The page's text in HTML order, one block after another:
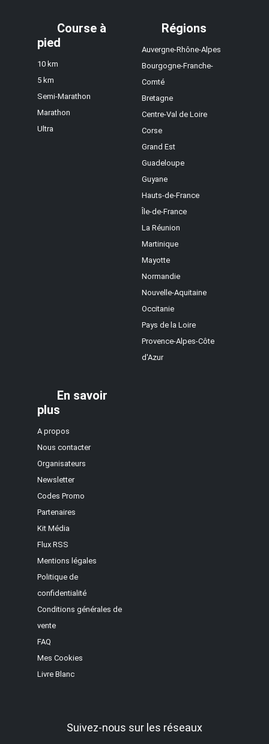
Course à
pied
10 km
5 km
Semi-Marathon
Marathon
Ultra
Régions
Auvergne-Rhône-Alpes
Bourgogne-Franche-
Comté
Bretagne
Centre-Val de Loire
Corse
Grand Est
Guadeloupe
Guyane
Hauts-de-France
Île-de-France
La Réunion
Martinique
Mayotte
Normandie
Nouvelle-Aquitaine
Occitanie
Pays de la Loire
Provence-Alpes-Côte
d'Azur
En savoir
plus
A propos
Nous contacter
Organisateurs
Newsletter
Codes Promo
Partenaires
Kit Média
Flux RSS
Mentions légales
Politique de
confidentialité
Conditions générales de
vente
FAQ
Mes Cookies
Livre Blanc
Suivez-nous sur les réseaux